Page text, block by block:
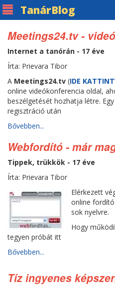
TanárBlog
Meetings24.tv -
Internet a tanórán - 17 éve
Írta: Prievara Tibor
A Meetings24.tv (IDE
online videókonferencia oldal,
beszélgetését hozhatja létre.
regisztráció után
Bővebben...
Webfordító - már
Tippek, trükkök - 17 éve
Írta: Prievara Tibor
Elérkezett
online
sok nyelvre.
Hogy
tegyen próbát itt
Bővebben...
Tíz ingyenes